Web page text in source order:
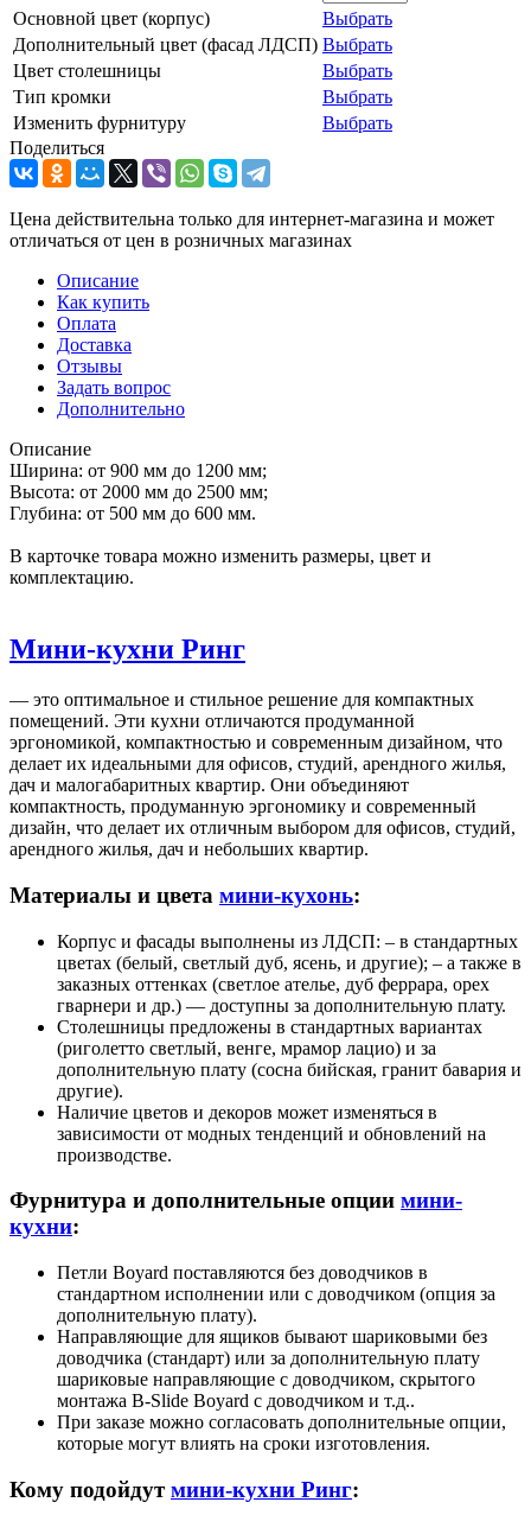
Основной цвет (корпус)
Выбрать
Дополнительный цвет (фасад ЛДСП) Выбрать
Цвет столешницы
Выбрать
Тип кромки
Выбрать
Изменить фурнитуру
Выбрать
Поделиться
Цена действительна только для интернет-магазина и может
отличаться от цен в розничных магазинах
Описание
Как купить
Оплата
Доставка
Отзывы
Задать вопрос
Дополнительно
Описание
Ширина: от 900 мм до 1200 мм;
Высота: от 2000 мм до 2500 мм;
Глубина: от 500 мм до 600 мм.
В карточке товара можно изменить размеры, цвет и
комплектацию.
Мини-кухни Ринг
— это оптимальное и стильное решение для компактных
помещений. Эти кухни отличаются продуманной
эргономикой, компактностью и современным дизайном, что
делает их идеальными для офисов, студий, арендного жилья,
дач и малогабаритных квартир. Они объединяют
компактность, продуманную эргономику и современный
дизайн, что делает их отличным выбором для офисов, студий,
арендного жилья, дач и небольших квартир.
Материалы и цвета мини-кухонь:
Корпус и фасады выполнены из ЛДСП: – в стандартных
цветах (белый, светлый дуб, ясень, и другие); – а также в
заказных оттенках (светлое ателье, дуб феррара, орех
гварнери и др.) — доступны за дополнительную плату.
Столешницы предложены в стандартных вариантах
(риголетто светлый, венге, мрамор лацио) и за
дополнительную плату (сосна бийская, гранит бавария и
другие).
Наличие цветов и декоров может изменяться в
зависимости от модных тенденций и обновлений на
производстве.
Фурнитура и дополнительные опции мини-
кухни:
Петли Boyard поставляются без доводчиков в
стандартном исполнении или с доводчиком (опция за
дополнительную плату).
Направляющие для ящиков бывают шариковыми без
доводчика (стандарт) или за дополнительную плату
шариковые направляющие с доводчиком, скрытого
монтажа B‑Slide Boyard с доводчиком и т.д..
При заказе можно согласовать дополнительные опции,
которые могут влиять на сроки изготовления.
Кому подойдутмини-кухни Ринг: